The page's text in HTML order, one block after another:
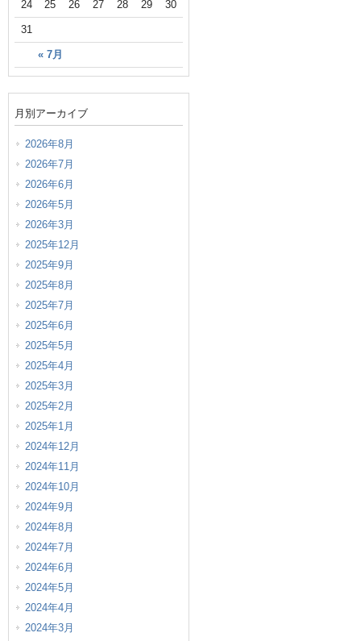
« 7月
24 25 26 27 28 29 30
31
月別アーカイブ
2026年8月
2026年7月
2026年6月
2026年5月
2026年3月
2025年12月
2025年9月
2025年8月
2025年7月
2025年6月
2025年5月
2025年4月
2025年3月
2025年2月
2025年1月
2024年12月
2024年11月
2024年10月
2024年9月
2024年8月
2024年7月
2024年6月
2024年5月
2024年4月
2024年3月